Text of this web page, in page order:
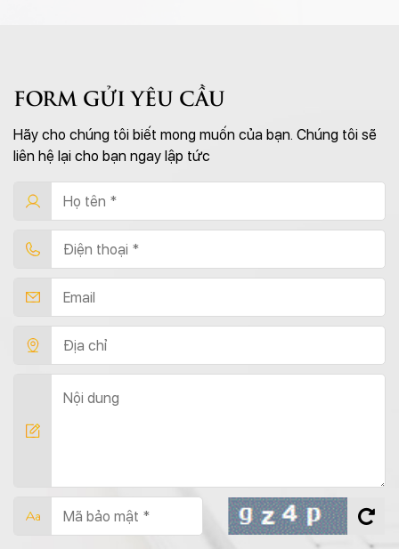
FORM GỬI YÊU CẦU
Hãy cho chúng tôi biết mong muốn của bạn. Chúng tôi sẽ
liên hệ lại cho bạn ngay lập tức